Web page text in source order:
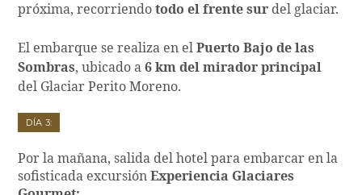
próxima, recorriendotodo el frente sur del glaciar.
El embarque se realiza en elPuerto Bajo de las
Sombras, ubicado a6 km del mirador principal
del Glaciar Perito Moreno.
Día 3:
Por la mañana, salida del hotel para embarcar en la
sofisticada excursiónExperiencia Glaciares